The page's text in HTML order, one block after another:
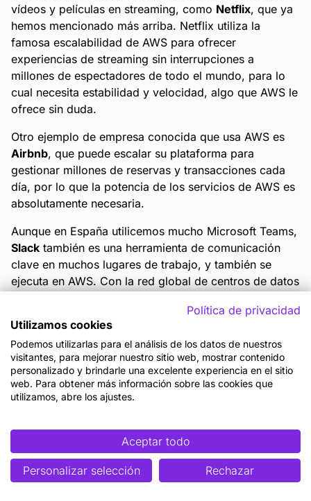
vídeos y películas en streaming, como Netflix, que ya
hemos mencionado más arriba. Netflix utiliza la
famosa escalabilidad de AWS para ofrecer
experiencias de streaming sin interrupciones a
millones de espectadores de todo el mundo, para lo
cual necesita estabilidad y velocidad, algo que AWS le
ofrece sin duda.
Otro ejemplo de empresa conocida que usa AWS es
Airbnb, que puede escalar su plataforma para
gestionar millones de reservas y transacciones cada
día, por lo que la potencia de los servicios de AWS es
absolutamente necesaria.
Aunque en España utilicemos mucho Microsoft Teams,
Slack también es una herramienta de comunicación
clave en muchos lugares de trabajo, y también se
ejecuta en AWS. Con la red global de centros de datos
de la conversación 24 horas al día, 7 días a la semana,
en cualquier parte del mundo, lo que facilita mucho la
gestión de equipos internacionales.
Aplicaciones en diferentes industrias
innovación. Con su ya mencionada escalabilidad,
fiabilidad y navegabilidad, es lo que necesitamos para
afrontar los imprevistos y el día a día.
Política de privacidad
Utilizamos cookies
Podemos utilizarlas para el análisis de los datos de nuestros
visitantes, para mejorar nuestro sitio web, mostrar contenido
personalizado y brindarle una excelente experiencia en el sitio
web. Para obtener más información sobre las cookies que
utilizamos, abre los ajustes.
Aceptar todo
Personalizar selección Rechazar